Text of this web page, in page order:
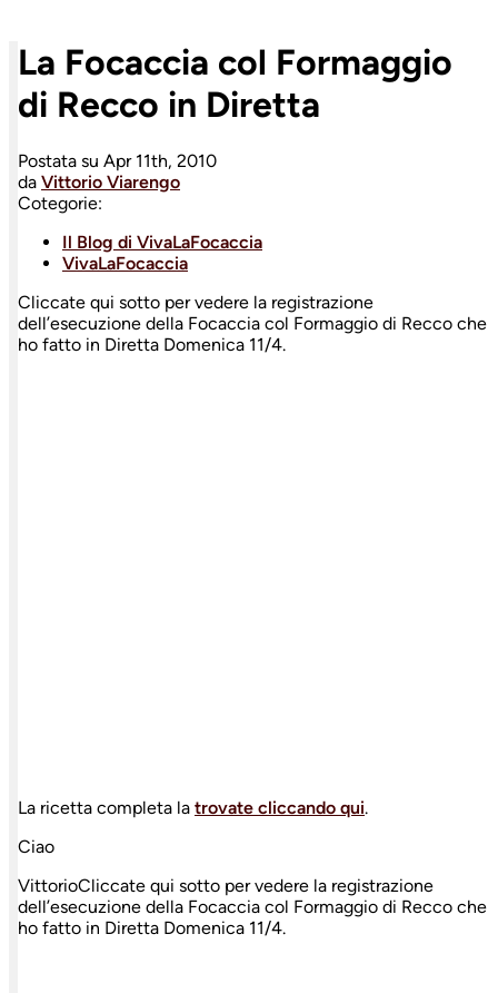
La Focaccia col Formaggio
di Recco in Diretta
Postata su Apr 11th, 2010
da Vittorio Viarengo
Cotegorie:
Il Blog di VivaLaFocaccia
VivaLaFocaccia
Cliccate qui sotto per vedere la registrazione
dell’esecuzione della Focaccia col Formaggio di Recco che
ho fatto in Diretta Domenica 11/4.
La ricetta completa la trovate cliccando qui.
Ciao
VittorioCliccate qui sotto per vedere la registrazione
dell’esecuzione della Focaccia col Formaggio di Recco che
ho fatto in Diretta Domenica 11/4.